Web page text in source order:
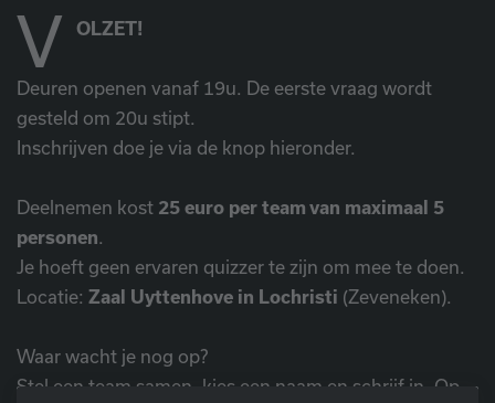
V OLZET!
Deuren openen vanaf 19u. De eerste vraag wordt
gesteld om 20u stipt.
Inschrijven doe je via de knop hieronder.
Deelnemen kost 25 euro per team van maximaal 5
personen.
Je hoeft geen ervaren quizzer te zijn om mee te doen.
Locatie: Zaal Uyttenhove in Lochristi (Zeveneken).
Waar wacht je nog op?
Stel een team samen, kies een naam en schrijf in. Op